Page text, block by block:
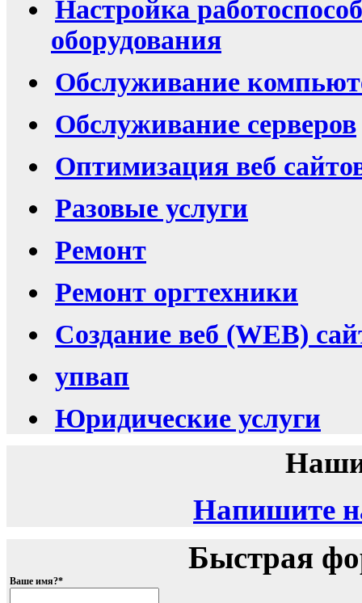
Настройка
оборудования
Обслуживание
Обслуживание серверов
Оптимизация веб
Разовые услуги
Ремонт
Ремонт оргтехники
Создание веб (WEB)
упвап
Юридические услуги
Напишите
Быстрая
Ваше имя?*